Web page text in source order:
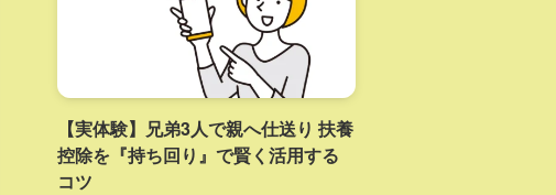
【実体験】兄弟3人で親へ仕送り 扶養
控除を『持ち回り』で賢く活用する
コツ